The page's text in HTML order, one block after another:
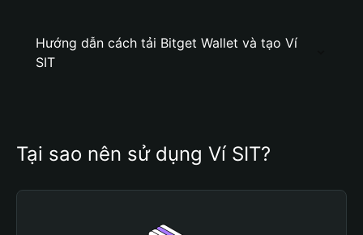
Hướng dẫn cách tải Bitget Wallet và tạo Ví
SIT
Tại sao nên sử dụng Ví SIT?